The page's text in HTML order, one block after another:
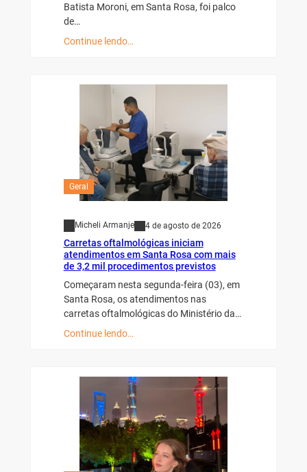
Batista Moroni, em Santa Rosa, foi palco
de…
Continue lendo…
Geral
Micheli Armanje 4 de agosto de 2026
Carretas oftalmológicas iniciam
atendimentos em Santa Rosa com mais
de 3,2 mil procedimentos previstos
Começaram nesta segunda-feira (03), em
Santa Rosa, os atendimentos nas
carretas oftalmológicas do Ministério da…
Continue lendo…